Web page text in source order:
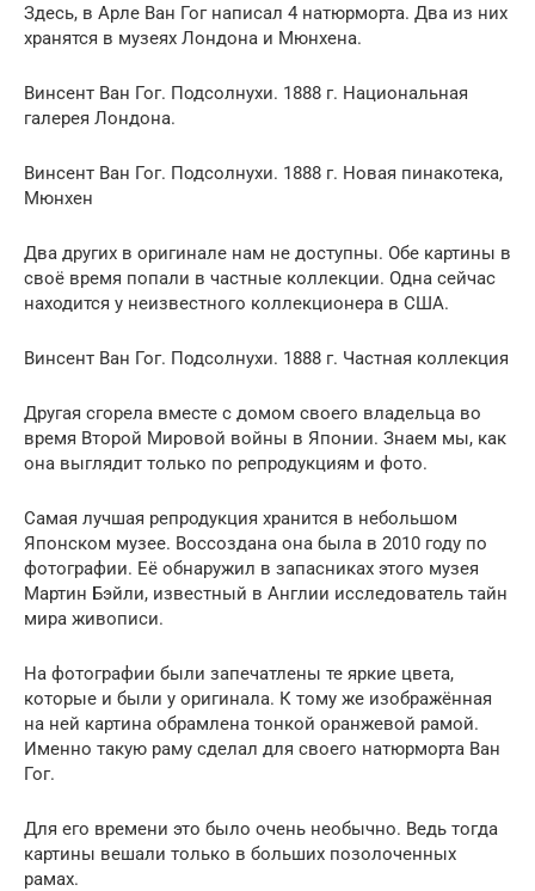
Здесь, в Арле Ван Гог написал 4 натюрморта. Два из них
хранятся в музеях Лондона и Мюнхена.
Винсент Ван Гог. Подсолнухи. 1888 г. Национальная
галерея Лондона.
Винсент Ван Гог. Подсолнухи. 1888 г. Новая пинакотека,
Мюнхен
Два других в оригинале нам не доступны. Обе картины в
своё время попали в частные коллекции. Одна сейчас
находится у неизвестного коллекционера в США.
Винсент Ван Гог. Подсолнухи. 1888 г. Частная коллекция
Другая сгорела вместе с домом своего владельца во
время Второй Мировой войны в Японии. Знаем мы, как
она выглядит только по репродукциям и фото.
Самая лучшая репродукция хранится в небольшом
Японском музее. Воссоздана она была в 2010 году по
фотографии. Её обнаружил в запасниках этого музея
Мартин Бэйли, известный в Англии исследователь тайн
мира живописи.
На фотографии были запечатлены те яркие цвета,
которые и были у оригинала. К тому же изображённая
на ней картина обрамлена тонкой оранжевой рамой.
Именно такую раму сделал для своего натюрморта Ван
Гог.
Для его времени это было очень необычно. Ведь тогда
картины вешали только в больших позолоченных
рамах.